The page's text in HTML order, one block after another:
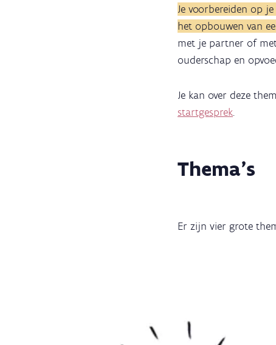
Je voorbereiden op
het opbouwen van
met je partner of
ouderschap en
Je kan over deze
startgesprek.
Thema's
Er zijn vier grote